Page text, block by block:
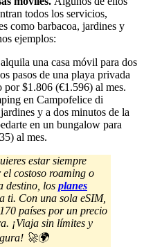
todos los servicios,
como barbacoa, jardines y
ejemplos:
una casa móvil para dos
pasos de una playa privada
por $1.806 (€1.596) al mes.
en Campofelice di
y a dos minutos de la
en un bungalow para
al mes.
estar siempre
costoso roaming o
destino, los planes
ti. Con una sola eSIM,
países por un precio
¡Viaja sin límites y
🚀🌍